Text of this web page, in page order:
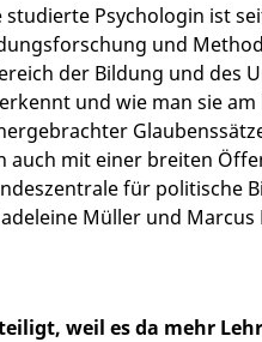
studierte Psychologin ist
und
der Bildung und des
und wie man sie
auch mit einer breiten
für politische
Müller und
weil es da mehr